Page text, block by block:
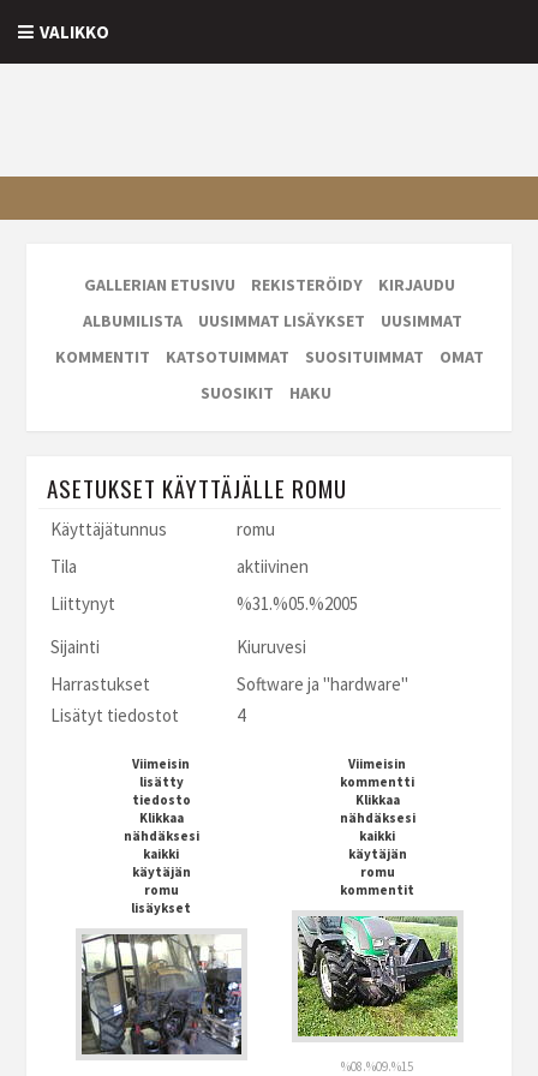
VALIKKO
GALLERIAN ETUSIVU REKISTERÖIDY
KIRJAUDU
ALBUMILISTA
UUSIMMAT LISÄYKSET
UUSIMMAT
KOMMENTIT
KATSOTUIMMAT SUOSITUIMMAT
OMAT
SUOSIKIT
HAKU
ASETUKSET KÄYTTÄJÄLLE ROMU
Käyttäjätunnus
romu
Tila
aktiivinen
Liittynyt
%31.%05.%2005
Sijainti
Kiuruvesi
Harrastukset
Software ja "hardware"
Lisätyt tiedostot
4
Viimeisin
lisätty
tiedosto
Klikkaa
nähdäksesi
kaikki
käytäjän
romu
lisäykset
Viimeisin
kommentti
Klikkaa
nähdäksesi
kaikki
käytäjän
romu
kommentit
%08.%09.%15